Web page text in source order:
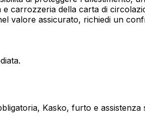
carrozzeria della carta di
valore assicurato, richiedi un
Kasko, furto e assistenza